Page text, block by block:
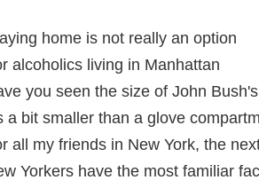
home is not really an option
alcoholics living in Manhattan
you seen the size of John
a bit smaller than a glove
all my friends in New York, the
Yorkers have the most familiar